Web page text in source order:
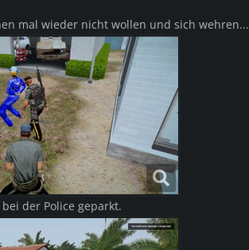
mal wieder nicht wollen und sich wehren...
der Police geparkt.